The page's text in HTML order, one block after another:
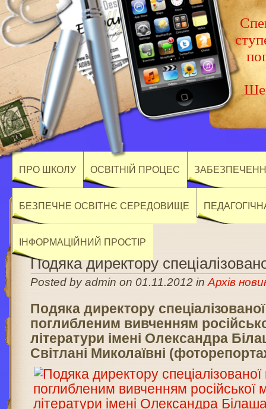
ПРО ШКОЛУ ОСВІТНІЙ ПРОЦЕС
БЕЗПЕЧНЕ ОСВІТНЄ СЕРЕДОВИЩЕ
ІНФОРМАЦІЙНИЙ ПРОСТІР
Подяка директору
Posted by admin on 01.11.2012 inАрхів
Подяка директору
поглибленим вивченням
літератури імені Олександра
Світлані Миколаївні